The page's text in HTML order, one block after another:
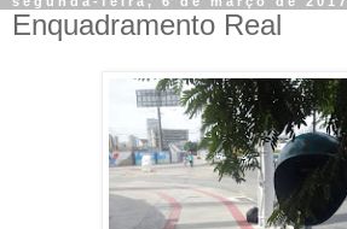
Enquadramento Real